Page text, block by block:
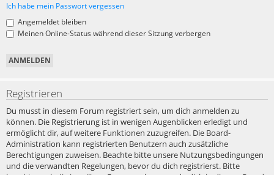
Ich habe mein Passwort vergessen
Angemeldet bleiben
Meinen Online-Status während dieser Sitzung verbergen
Registrieren
Du musst in diesem Forum registriert sein, um dich anmelden zu
können. Die Registrierung ist in wenigen Augenblicken erledigt und
ermöglicht dir, auf weitere Funktionen zuzugreifen. Die Board-
Administration kann registrierten Benutzern auch zusätzliche
Berechtigungen zuweisen. Beachte bitte unsere Nutzungsbedingungen
und die verwandten Regelungen, bevor du dich registrierst. Bitte